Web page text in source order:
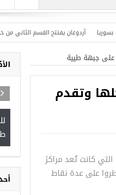
أردوغان يفتتح القسم الثاني من خط
جبهة طيية
وتقدم
كانت تُعد مراكزَ
على عدة نقاط
فرص عمل للسوريين في